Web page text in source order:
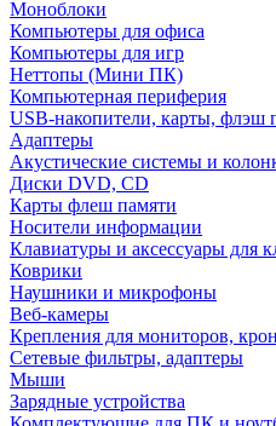
Моноблоки
Компьютеры для офиса
Компьютеры для игр
Неттопы (Мини ПК)
Компьютерная периферия
USB-накопители, карты, флэш
Адаптеры
Акустические системы и
Диски DVD, CD
Карты флеш памяти
Носители информации
Клавиатуры и аксессуары для
Коврики
Наушники и микрофоны
Веб-камеры
Крепления для мониторов,
Сетевые фильтры, адаптеры
Мыши
Зарядные устройства